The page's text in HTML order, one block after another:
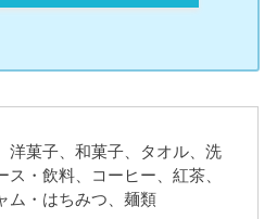
洋菓子、和菓子、タオル、洗
ス・飲料、コーヒー、紅茶、
ム・はちみつ、麺類